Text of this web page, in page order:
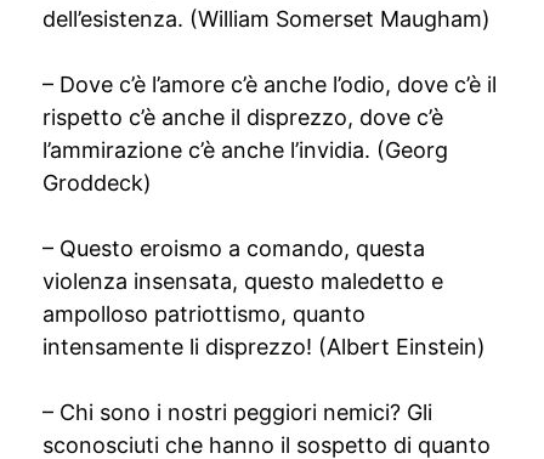
dell’esistenza. (William Somerset Maugham)
– Dove c’è l’amore c’è anche l’odio, dove c’è il
rispetto c’è anche il disprezzo, dove c’è
l’ammirazione c’è anche l’invidia. (Georg
Groddeck)
– Questo eroismo a comando, questa
violenza insensata, questo maledetto e
ampolloso patriottismo, quanto
intensamente li disprezzo! (Albert Einstein)
– Chi sono i nostri peggiori nemici? Gli
sconosciuti che hanno il sospetto di quanto